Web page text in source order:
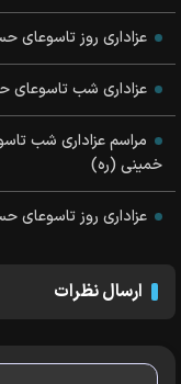
عزاداری روز تاسوعای
عزاداری شب تاسوعای
مراسم عزاداری شب
خمینی (ره)
عزاداری روز تاسوعای
ارسال نظرات